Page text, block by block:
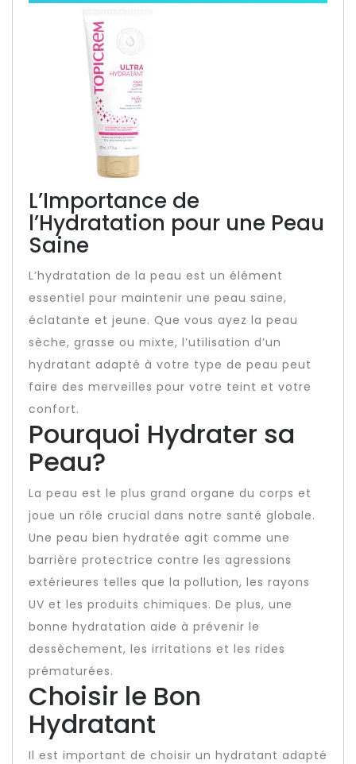
L’Importance de
l’Hydratation pour une Peau
Saine
L’hydratation de la peau est un élément
essentiel pour maintenir une peau saine,
éclatante et jeune. Que vous ayez la peau
sèche, grasse ou mixte, l’utilisation d’un
hydratant adapté à votre type de peau peut
faire des merveilles pour votre teint et votre
confort.
Pourquoi Hydrater sa
Peau?
La peau est le plus grand organe du corps et
joue un rôle crucial dans notre santé globale.
Une peau bien hydratée agit comme une
barrière protectrice contre les agressions
extérieures telles que la pollution, les rayons
UV et les produits chimiques. De plus, une
bonne hydratation aide à prévenir le
dessèchement, les irritations et les rides
prématurées.
Choisir le Bon
Hydratant
Il est important de choisir un hydratant adapté